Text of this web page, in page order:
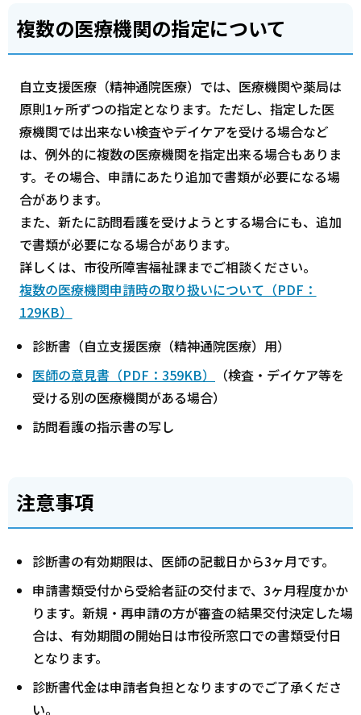
複数の医療機関の指定について
自立支援医療（精神通院医療）では、医療機関や薬局は
原則1ヶ所ずつの指定となります。ただし、指定した医
療機関では出来ない検査やデイケアを受ける場合など
は、例外的に複数の医療機関を指定出来る場合もありま
す。その場合、申請にあたり追加で書類が必要になる場
合があります。
また、新たに訪問看護を受けようとする場合にも、追加
で書類が必要になる場合があります。
詳しくは、市役所障害福祉課までご相談ください。
複数の医療機関申請時の取り扱いについて（PDF：
129KB）
診断書（自立支援医療（精神通院医療）用）
医師の意見書（PDF：359KB）
（検査・デイケア等を
受ける別の医療機関がある場合）
訪問看護の指示書の写し
注意事項
診断書の有効期限は、医師の記載日から3ヶ月です。
申請書類受付から受給者証の交付まで、3ヶ月程度かか
ります。新規・再申請の方が審査の結果交付決定した場
合は、有効期間の開始日は市役所窓口での書類受付日
となります。
診断書代金は申請者負担となりますのでご了承くださ
い。